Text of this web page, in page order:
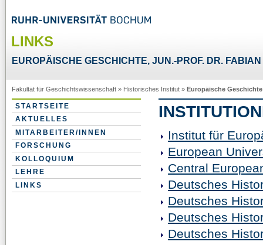
LINKS
EUROPÄISCHE GESCHICHTE, JUN.-PROF. DR.
Fakultät für Geschichtswissenschaft » Historisches Institut » Europäische Geschichte
STARTSEITE
AKTUELLES
MITARBEITER/INNEN
FORSCHUNG
KOLLOQUIUM
LEHRE
LINKS
Institut für
European
Central
Deutsches
Deutsches
Deutsches
Deutsches